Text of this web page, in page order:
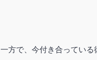
一方で、今付き合ってい